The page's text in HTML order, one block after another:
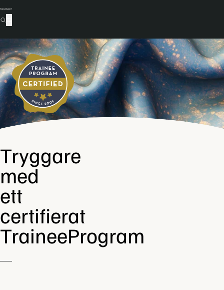
Certifierat traineeprogram
Tryggare
med
ett
certifierat
TraineeProgram